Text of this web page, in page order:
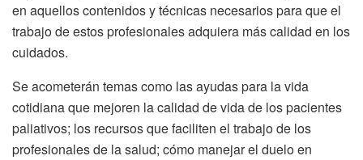
en aquellos contenidos y técnicas necesarios para que el
trabajo de estos profesionales adquiera más calidad en los
cuidados.
Se acometerán temas como las ayudas para la vida
cotidiana que mejoren la calidad de vida de los pacientes
paliativos; los recursos que faciliten el trabajo de los
profesionales de la salud; cómo manejar el duelo en